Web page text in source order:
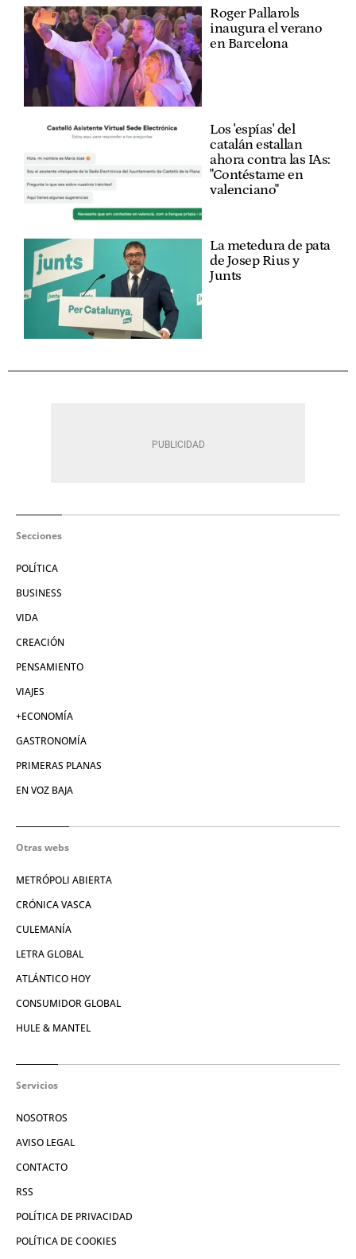
Roger Pallarols
inaugura el verano
en Barcelona
Los 'espías' del
catalán estallan
ahora contra las IAs:
"Contéstame en
valenciano"
La metedura de pata
de Josep Rius y
Junts
Secciones
POLÍTICA
BUSINESS
VIDA
CREACIÓN
PENSAMIENTO
VIAJES
+ECONOMÍA
GASTRONOMÍA
PRIMERAS PLANAS
EN VOZ BAJA
Otras webs
METRÓPOLI ABIERTA
CRÓNICA VASCA
CULEMANÍA
LETRA GLOBAL
ATLÁNTICO HOY
CONSUMIDOR GLOBAL
HULE & MANTEL
Servicios
NOSOTROS
AVISO LEGAL
CONTACTO
RSS
POLÍTICA DE PRIVACIDAD
POLÍTICA DE COOKIES